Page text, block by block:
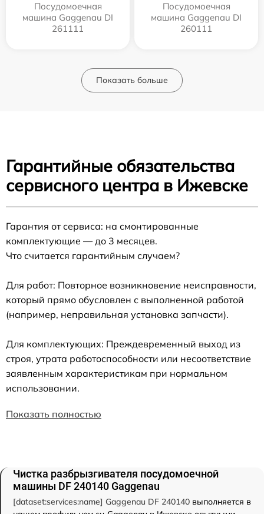
Посудомоечная
машина Gaggenau DI
261111
Посудомоечная
машина Gaggenau DI
260111
Показать больше
Гарантийные обязательства
сервисного центра в Ижевске
Гарантия от сервиса: на смонтированные
комплектующие — до 3 месяцев.
Что считается гарантийным случаем?
Для работ: Повторное возникновение неисправности,
который прямо обусловлен с выполненной работой
(например, неправильная установка запчасти).
Для комплектующих: Преждевременный выход из
строя, утрата работоспособности или несоответствие
заявленным характеристикам при нормальном
использовании.
Показать полностью
Чистка разбрызгивателя посудомоечной
машины DF 240140 Gaggenau
[dataset:services:name] Gaggenau DF 240140 выполняется в